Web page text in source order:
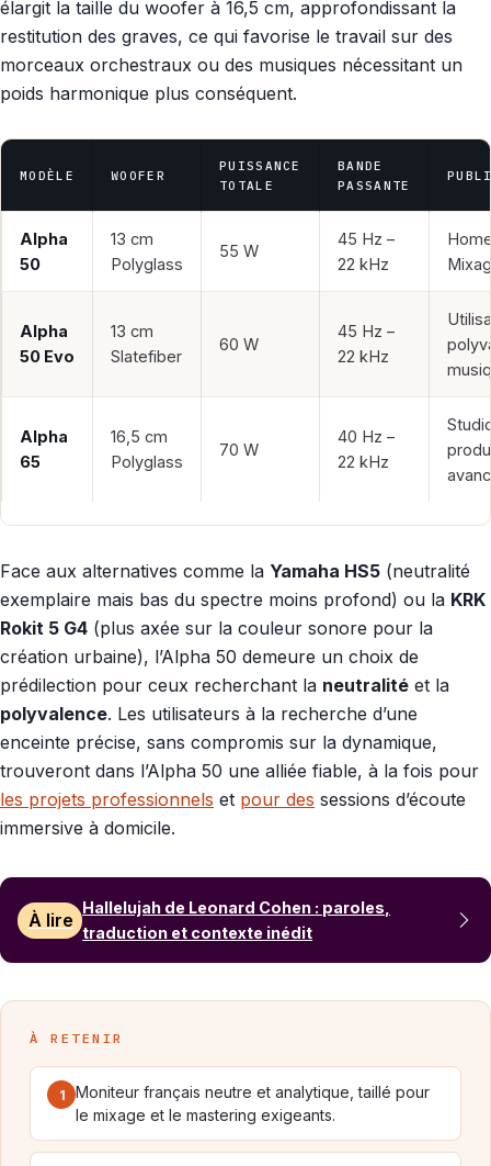
élargit la taille du woofer à 16,5 cm, approfondissant la
restitution des graves, ce qui favorise le travail sur des
morceaux orchestraux ou des musiques nécessitant un
poids harmonique plus conséquent.
MODÈLE WOOFER
PUISSANCE
TOTALE
BANDE
PASSANTE
Alpha
50
13 cm
Polyglass
55 W
45 Hz –
22 kHz
Alpha
50 Evo
13 cm
Slatefiber
60 W
45 Hz –
22 kHz
Alpha
65
16,5 cm
Polyglass
70 W
40 Hz –
22 kHz
Face aux alternatives comme la Yamaha HS5 (neutralité
exemplaire mais bas du spectre moins profond) ou la KRK
Rokit 5 G4 (plus axée sur la couleur sonore pour la
création urbaine), l’Alpha 50 demeure un choix de
prédilection pour ceux recherchant la neutralité et la
polyvalence. Les utilisateurs à la recherche d’une
enceinte précise, sans compromis sur la dynamique,
trouveront dans l’Alpha 50 une alliée fiable, à la fois pour
les projets professionnels et pour des sessions d’écoute
immersive à domicile.
À lire
Hallelujah de Leonard Cohen : paroles,
traduction et contexte inédit
À RETENIR
1
Moniteur français neutre et analytique, taillé pour
le mixage et le mastering exigeants.